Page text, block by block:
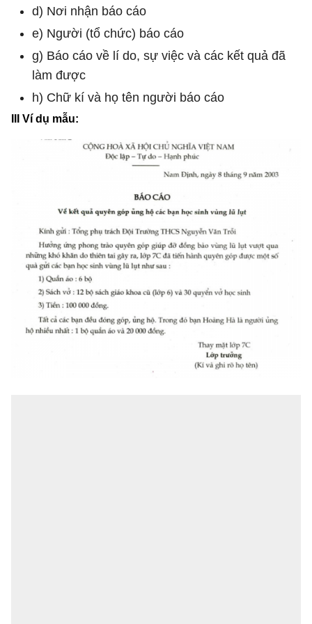
d) Nơi nhận báo cáo
e) Người (tổ chức) báo cáo
g) Báo cáo về lí do, sự việc và các kết quả đã
làm được
h) Chữ kí và họ tên người báo cáo
III Ví dụ mẫu: